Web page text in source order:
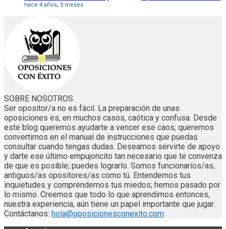
hace 4 años, 3 meses
SOBRE NOSOTROS
Ser opositor/a no es fácil. La preparación de unas
oposiciones es, en muchos casos, caótica y confusa. Desde
este blog queremos ayudarte a vencer ese caos; queremos
convertirnos en el manual de instrucciones que puedas
consultar cuando tengas dudas. Deseamos servirte de apoyo
y darte ese último empujoncito tan necesario que te convenza
de que es posible; puedes lograrlo. Somos funcionarios/as,
antiguos/as opositores/as como tú. Entendemos tus
inquietudes y comprendemos tus miedos; hemos pasado por
lo mismo. Creemos que todo lo que aprendimos entonces,
nuestra experiencia, aún tiene un papel importante que jugar.
Contáctanos: hola@oposicionesconexito.com